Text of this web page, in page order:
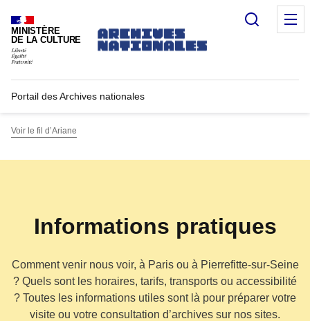
MINISTÈRE
DE LA CULTURE
Portail des Archives nationales
Voir le fil d’Ariane
Informations pratiques
Comment venir nous voir, à Paris ou à Pierrefitte-sur-Seine
? Quels sont les horaires, tarifs, transports ou accessibilité
? Toutes les informations utiles sont là pour préparer votre
visite ou votre consultation d’archives sur nos sites.